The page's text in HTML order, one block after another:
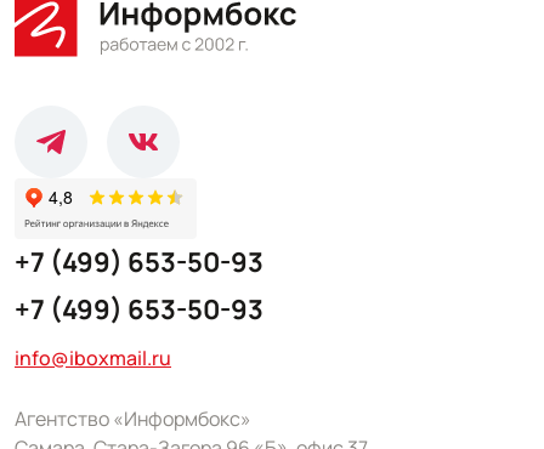
Агентство «Информбокс»
+7 (499) 653-50-93
+7 (499) 653-50-93
info@iboxmail.ru